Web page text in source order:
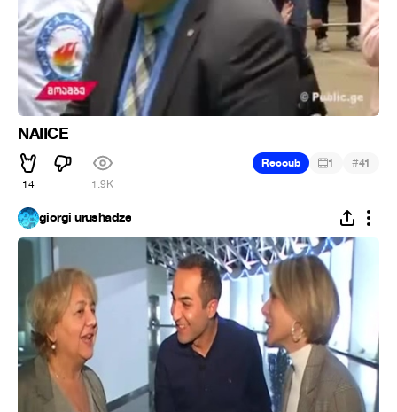
NAIICE
14 1.9K
Recoub 1 #41
giorgi urushadze